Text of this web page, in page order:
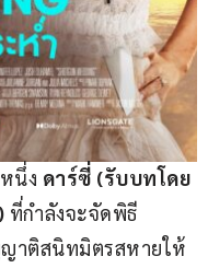
นึ่ง ดาร์ซี่ (รับบทโดย
ที่กำลังจะจัดพิธี
าติสนิทมิตรสหายให้